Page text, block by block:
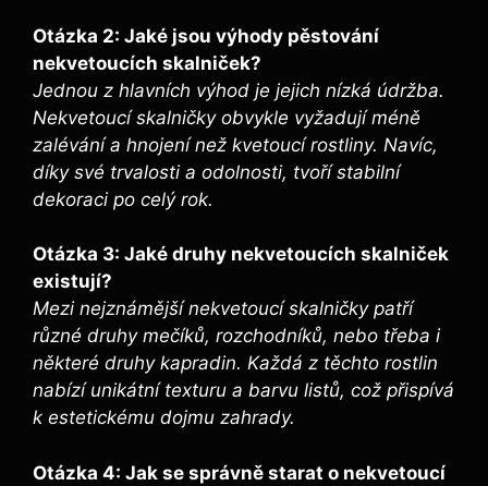
Otázka 2: Jaké jsou výhody pěstování
nekvetoucích skalniček?
Jednou z hlavních výhod je jejich nízká⁣ údržba.
Nekvetoucí skalničky obvykle vyžadují méně
zalévání a hnojení než kvetoucí rostliny. Navíc,
díky své trvalosti a⁤ odolnosti, tvoří stabilní‍
dekoraci po celý rok.
Otázka 3:​ Jaké druhy nekvetoucích skalniček
existují?
Mezi nejznámější nekvetoucí skalničky patří
⁣různé druhy mečíků, rozchodníků, nebo třeba i
některé druhy kapradin.⁤ Každá z‍ těchto rostlin
nabízí‍ unikátní texturu ⁢a barvu listů, což přispívá
k estetickému dojmu zahrady.
Otázka‌ 4: Jak ⁢se správně⁢ starat o ‍nekvetoucí